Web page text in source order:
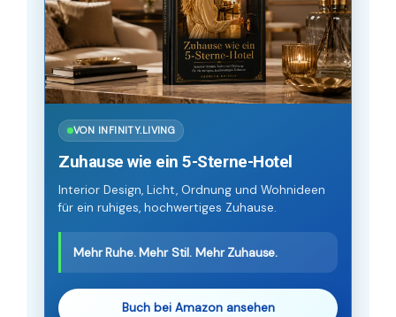
VON INFINITY.LIVING
Zuhause wie ein 5-Sterne-Hotel
Interior Design, Licht, Ordnung und Wohnideen
für ein ruhiges, hochwertiges Zuhause.
Mehr Ruhe. Mehr Stil. Mehr Zuhause.
Buch bei Amazon ansehen